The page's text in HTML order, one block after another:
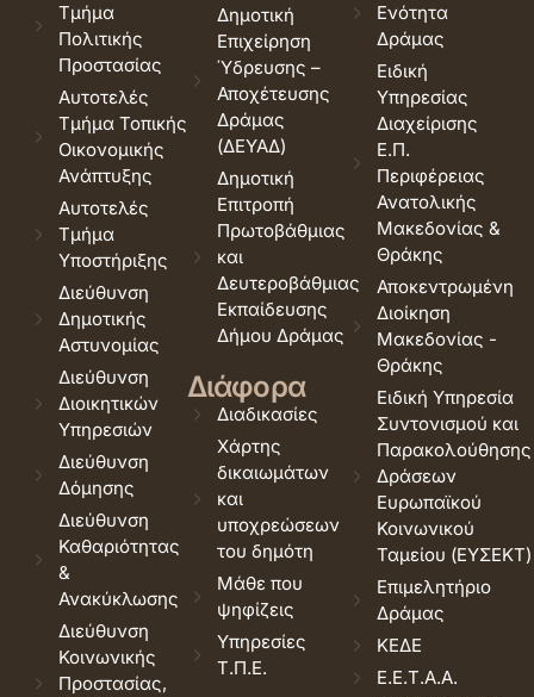
Τμήμα
Πολιτικής
Προστασίας
Αυτοτελές
Τμήμα Τοπικής
Οικονομικής
Ανάπτυξης
Αυτοτελές
Τμήμα
Υποστήριξης
Διεύθυνση
Δημοτικής
Αστυνομίας
Διεύθυνση
Διοικητικών
Υπηρεσιών
Διεύθυνση
Δόμησης
Διεύθυνση
Καθαριότητας
&
Ανακύκλωσης
Διεύθυνση
Κοινωνικής
Προστασίας,
Δημοτική
Επιχείρηση
Ύδρευσης –
Αποχέτευσης
Δράμας
(ΔΕΥΑΔ)
Δημοτική
Επιτροπή
Πρωτοβάθμιας
και
Δευτεροβάθμιας
Εκπαίδευσης
Δήμου Δράμας
Διάφορα
Διαδικασίες
Χάρτης
δικαιωμάτων
και
υποχρεώσεων
του δημότη
Μάθε που
ψηφίζεις
Υπηρεσίες
Τ.Π.Ε.
Ενότητα
Δράμας
Ειδική
Υπηρεσίας
Διαχείρισης
Ε.Π.
Περιφέρειας
Ανατολικής
Μακεδονίας &
Θράκης
Αποκεντρωμένη
Διοίκηση
Μακεδονίας -
Θράκης
Ειδική Υπηρεσία
Συντονισμού και
Παρακολούθησης
Δράσεων
Ευρωπαϊκού
Κοινωνικού
Ταμείου (ΕΥΣΕΚΤ)
Επιμελητήριο
Δράμας
ΚΕΔΕ
Ε.Ε.Τ.Α.Α.